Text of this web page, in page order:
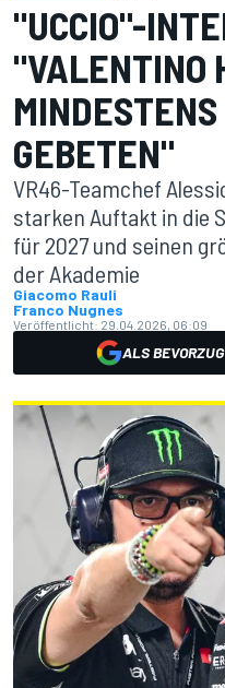
"UCCIO"-
"VALENTINO
GEBETEN"
VR46-Teamchef
starken Auftakt in die
für 2027 und seinen
der Akademie
Giacomo Rauli
Franco Nugnes
Veröffentlicht: 29.04.2026, 06:09
ALS